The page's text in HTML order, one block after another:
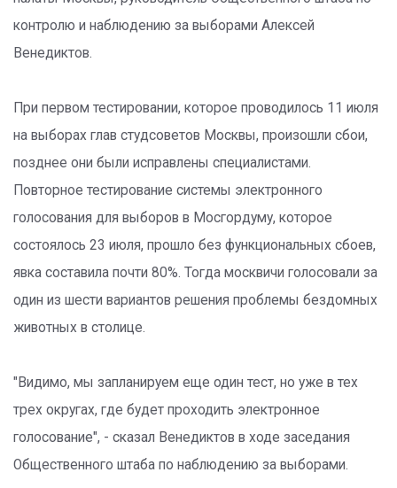
контролю и наблюдению за выборами Алексей
Венедиктов.
При первом тестировании, которое проводилось 11 июля
на выборах глав студсоветов Москвы, произошли сбои,
позднее они были исправлены специалистами.
Повторное тестирование системы электронного
голосования для выборов в Мосгордуму, которое
состоялось 23 июля, прошло без функциональных сбоев,
явка составила почти 80%. Тогда москвичи голосовали за
один из шести вариантов решения проблемы бездомных
животных в столице.
"Видимо, мы запланируем еще один тест, но уже в тех
трех округах, где будет проходить электронное
голосование", - сказал Венедиктов в ходе заседания
Общественного штаба по наблюдению за выборами.